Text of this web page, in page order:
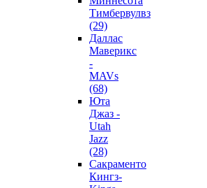
Тимбервулвз
(29)
Даллас
Маверикс
-
MAVs
(68)
Юта
Джаз -
Utah
Jazz
(28)
Сакраменто
Кингз-